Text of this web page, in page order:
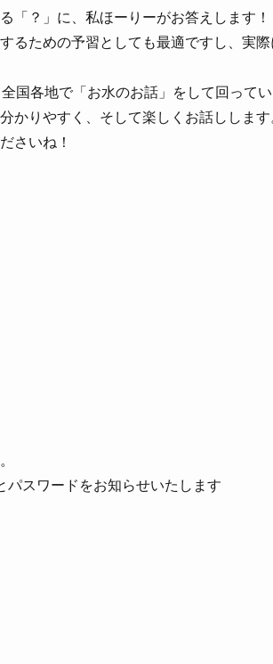
「？」に、私ほーりーがお答えします！
るための予習としても最適ですし、実
国各地で「お水のお話」をして回って
かりやすく、そして楽しくお話しします
さいね！
スワードをお知らせいたします